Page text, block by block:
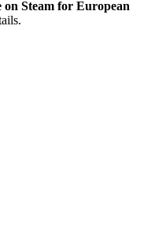
Steam for European